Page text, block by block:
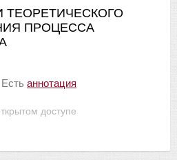
доступе
ПРОЦЕССА
Есть аннотация